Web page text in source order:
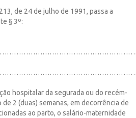
de 24 de julho de 1991, passa a
§ 3º:
hospitalar da segurada ou do recém-
2 (duas) semanas, em decorrência de
ao parto, o salário-maternidade